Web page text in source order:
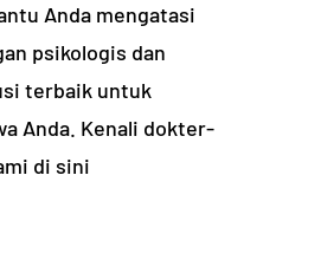
Anda mengatasi
psikologis dan
terbaik untuk
Anda. Kenali dokter-
di sini